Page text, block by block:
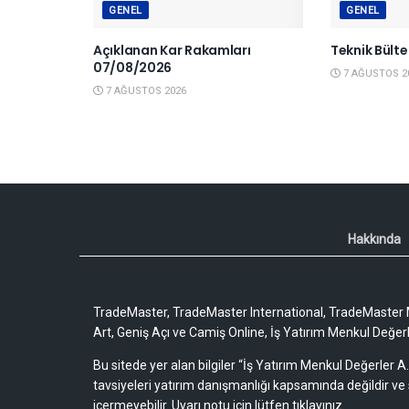
GENEL
Açıklanan Kar Rakamları
07/08/2026
7 AĞUSTOS 2026
GENEL
Teknik
7 AĞUSTOS
Hakkında
TradeMaster, TradeMaster International, TradeMaster
Art, Geniş Açı ve Camiş Online, İş Yatırım Menkul
Bu sitede yer alan bilgiler “İş Yatırım Menkul Değerler
tavsiyeleri yatırım danışmanlığı kapsamında değildir
içermeyebilir. Uyarı notu için lütfen tıklayınız.